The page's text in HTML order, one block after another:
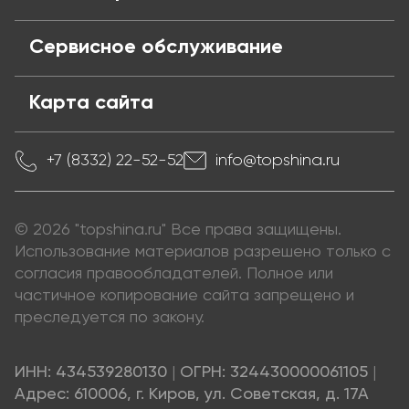
Сервисное обслуживание
Карта сайта
+7 (8332) 22-52-52 info@topshina.ru
© 2026 "topshina.ru" Все права защищены.
Использование материалов разрешено только с
согласия правообладателей. Полное или
частичное копирование сайта запрещено и
преследуется по закону.
ИНН: 434539280130 ОГРН: 324430000061105
Адрес: 610006, г. Киров, ул. Советская, д. 17А